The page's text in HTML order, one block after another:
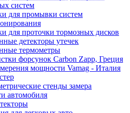
систем
для промывки систем
для проточки тормозных дисков
детекторы утечек
термометры
форсунок Carbon Zapp, Греция
мощности Vamag - Италия
стенды замера
автомобиля